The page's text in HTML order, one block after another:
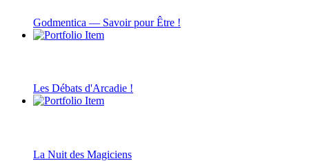
Godmentica — Savoir pour Être !
Les Débats d'Arcadie !
La Nuit des Magiciens